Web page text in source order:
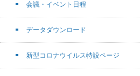
会議・イベント日程
データダウンロード
新型コロナウイルス特設ページ